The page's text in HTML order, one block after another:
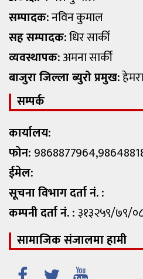
सम्पादक:नविन कुमाल
सह सम्पादक:धिर सार्की
व्यवस्थापक:अमना सार्की
बाजुरा जिल्ला ब्युरो प्रमुख:
सम्पर्क
कार्यालय:
फोन:
ईमेल:
सूचना विभाग दर्ता नं. :
कम्पनी दर्ता नं. :३१३२५९/७९/
सामाजिक संजालमा हामी